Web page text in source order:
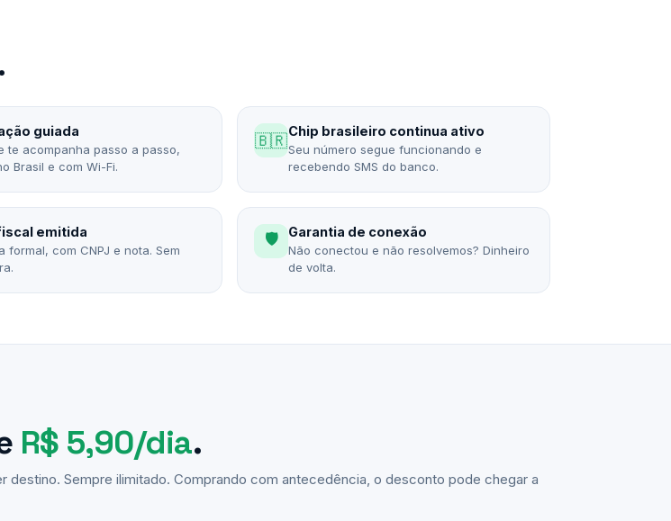
guiada
te acompanha passo a passo,
Brasil e com Wi-Fi.
🇧🇷Chip brasileiro continua ativo
Seu número segue funcionando e
recebendo SMS do banco.
emitida
formal, com CNPJ e nota. Sem
🛡️ Garantia de conexão
Não conectou e não resolvemos? Dinheiro
de volta.
R$ 5,90/dia.
destino. Sempre ilimitado. Comprando com antecedência, o desconto pode chegar a